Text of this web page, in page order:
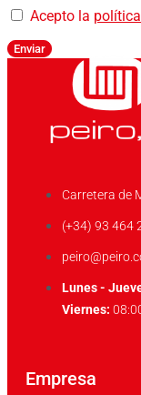
Acepto la
Enviar
Carretera de
(+34) 93 464
Lunes -
Viernes:
Empresa